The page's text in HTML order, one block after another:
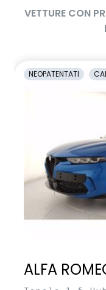
VETTURE CON
NEOPATENTATI
ALFA